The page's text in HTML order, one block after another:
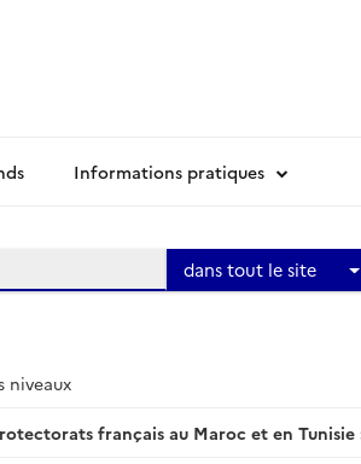
Informations pratiques
dans tout le site
niveaux
français au Maroc et en Tunisie